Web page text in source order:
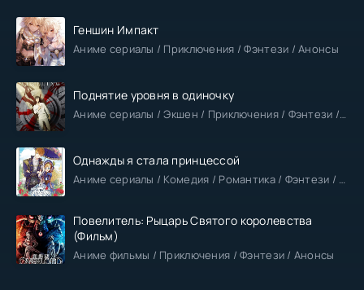
Геншин Импакт
Аниме сериалы / Приключения / Фэнтези / Анонсы
Поднятие уровня в одиночку
Аниме сериалы / Экшен / Приключения / Фэнтези / Анонсы
Однажды я стала принцессой
Аниме сериалы / Комедия / Романтика / Фэнтези / Анонсы
Повелитель: Рыцарь Святого королевства
(Фильм)
Аниме фильмы / Приключения / Фэнтези / Анонсы